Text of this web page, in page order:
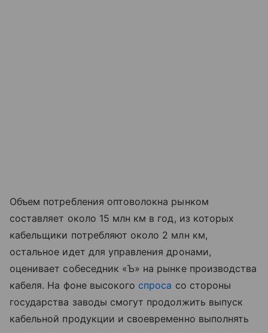
Объем потребления оптоволокна рынком
составляет около 15 млн км в год, из которых
кабельщики потребляют около 2 млн км,
остальное идет для управления дронами,
оценивает собеседник «Ъ» на рынке производства
кабеля. На фоне высокого спроса со стороны
государства заводы смогут продолжить выпуск
кабельной продукции и своевременно выполнять